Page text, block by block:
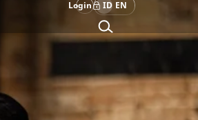
Login ID EN